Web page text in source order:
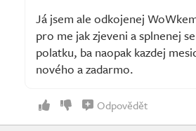
Já jsem ale odkojenej
pro me jak zjeveni a splnenej
polatku, ba naopak kazdej
nového a zadarmo.
Odpovědět